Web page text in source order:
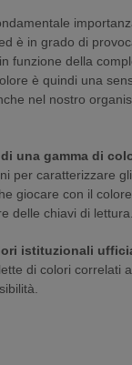
è in grado di
funzione della
è quindi una
nel nostro
una gamma di
per caratterizzare
giocare con il
delle chiavi di
istituzionali
di colori correlati